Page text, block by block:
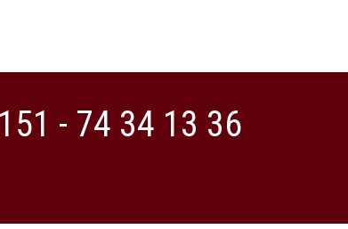
- 74 34 13 36